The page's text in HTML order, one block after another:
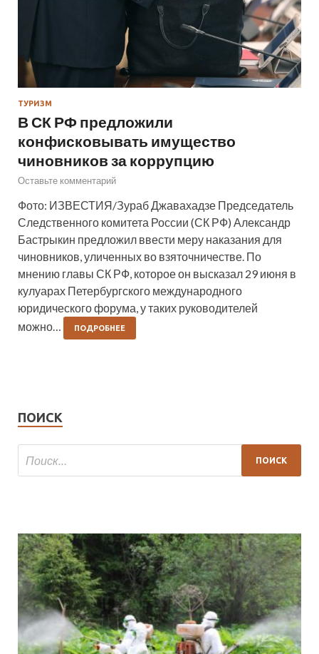
ТУРИЗМ
В СК РФ предложили
конфисковывать имущество
чиновников за коррупцию
Оставьте комментарий
Фото: ИЗВЕСТИЯ/Зураб Джавахадзе Председатель
Следственного комитета России (СК РФ) Александр
Бастрыкин предложил ввести меру наказания для
чиновников, уличенных во взяточничестве. По
мнению главы СК РФ, которое он высказал 29 июня в
кулуарах Петербургского международного
юридического форума, у таких руководителей
можно…
ПОДРОБНЕЕ
ПОИСК